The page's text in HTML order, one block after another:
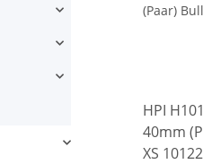
HPI
40mm
XS
Alle anzeigen
Alle anzeigen
Alle anzeigen
Alle anzeigen